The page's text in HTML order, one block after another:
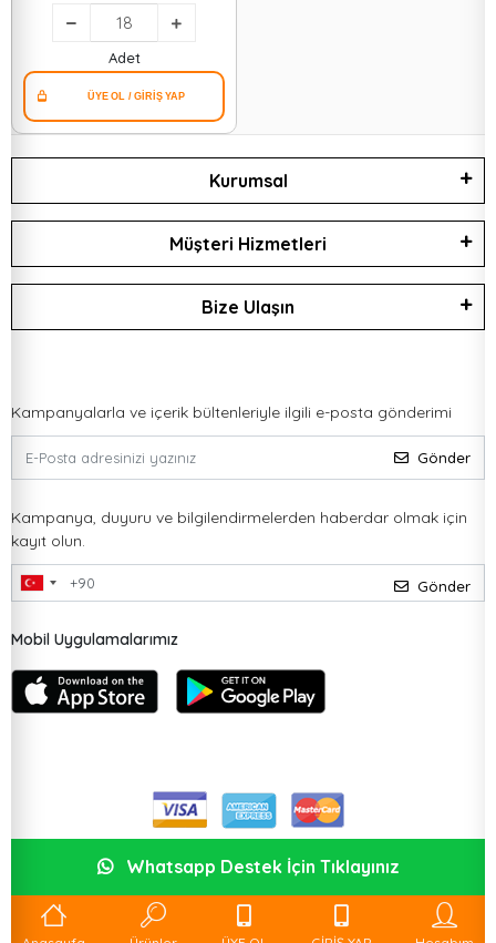
Ergonomik Sap ) Kontrol
Kalemi & Tornavida (
Korumalı )*18x20
Adet
Kurumsal
Müşteri Hizmetleri
Bize Ulaşın
Kampanyalarla ve içerik bültenleriyle ilgili e-posta gönderimi
Gönder
Kampanya, duyuru ve bilgilendirmelerden haberdar olmak için
kayıt olun.
Gönder
Mobil Uygulamalarımız
Whatsapp Destek İçin Tıklayınız